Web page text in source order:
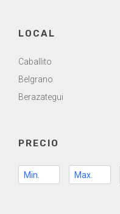
LOCAL
Caballito
Belgrano
Berazategui
PRECIO